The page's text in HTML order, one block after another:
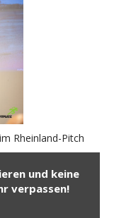
Rheinland-Pitch
und keine
verpassen!